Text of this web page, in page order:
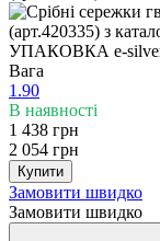
УПАКОВКА e-
Вага
1.90
В наявності
1 438 грн
2 054 грн
Купити
Замовити швидко
Замовити швидко